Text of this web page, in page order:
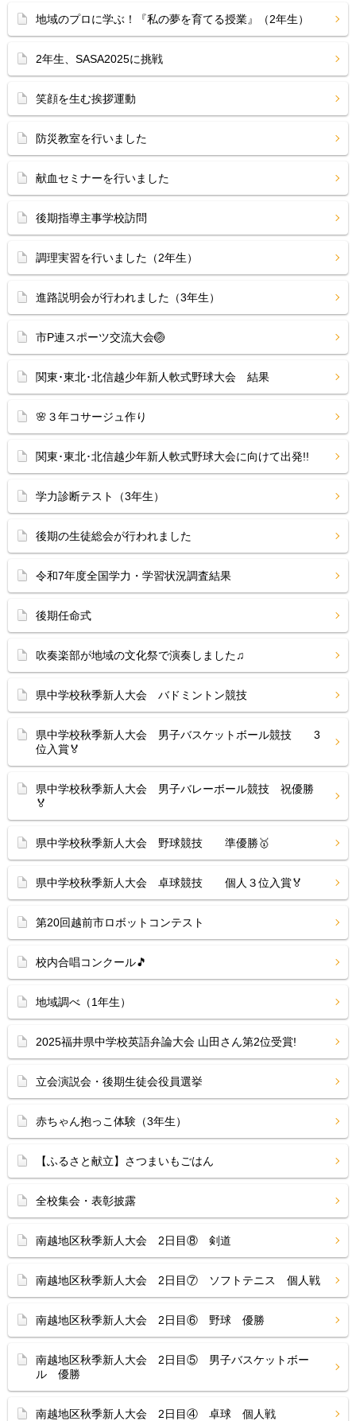
地域のプロに学ぶ！『私の夢を育てる授業』（2年生）
2年生、SASA2025に挑戦
笑顔を生む挨拶運動
防災教室を行いました
献血セミナーを行いました
後期指導主事学校訪問
調理実習を行いました（2年生）
進路説明会が行われました（3年生）
市P連スポーツ交流大会🏐
関東･東北･北信越少年新人軟式野球大会 結果
🌸３年コサージュ作り
関東･東北･北信越少年新人軟式野球大会に向けて出発!!
学力診断テスト（3年生）
後期の生徒総会が行われました
令和7年度全国学力・学習状況調査結果
後期任命式
吹奏楽部が地域の文化祭で演奏しました♫
県中学校秋季新人大会 バドミントン競技
県中学校秋季新人大会 男子バスケットボール競技 3
位入賞🏅
県中学校秋季新人大会 男子バレーボール競技 祝優勝
🏅
県中学校秋季新人大会 野球競技 準優勝🥇
県中学校秋季新人大会 卓球競技 個人３位入賞🏅
第20回越前市ロボットコンテスト
校内合唱コンクール🎵
地域調べ（1年生）
2025福井県中学校英語弁論大会 山田さん第2位受賞!
立会演説会・後期生徒会役員選挙
赤ちゃん抱っこ体験（3年生）
【ふるさと献立】さつまいもごはん
全校集会・表彰披露
南越地区秋季新人大会 2日目⑧ 剣道
南越地区秋季新人大会 2日目⑦ ソフトテニス 個人戦
南越地区秋季新人大会 2日目⑥ 野球 優勝
南越地区秋季新人大会 2日目⑤ 男子バスケットボー
ル 優勝
南越地区秋季新人大会 2日目④ 卓球 個人戦